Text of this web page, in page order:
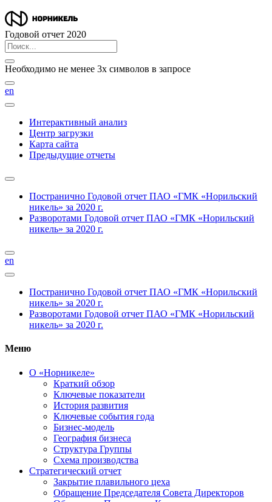
Годовой отчет 2020
Необходимо не менее 3х символов в запросе
en
Интерактивный анализ
Центр загрузки
Карта сайта
Предыдущие отчеты
Постранично Годовой отчет ПАО «ГМК «Норильский
никель» за 2020 г.
Разворотами Годовой отчет ПАО «ГМК «Норильский
никель» за 2020 г.
en
Постранично Годовой отчет ПАО «ГМК «Норильский
никель» за 2020 г.
Разворотами Годовой отчет ПАО «ГМК «Норильский
никель» за 2020 г.
Меню
О «Норникеле»
Краткий обзор
Ключевые показатели
История развития
Ключевые события года
Бизнес-модель
География бизнеса
Структура Группы
Схема производства
Стратегический отчет
Закрытие плавильного цеха
Обращение Председателя Совета Директоров